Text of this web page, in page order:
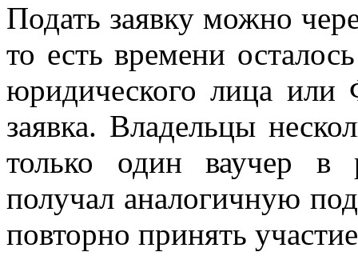
Подать заявку можно
то есть времени
юридического лица или
заявка. Владельцы
только один ваучер
получал аналогичную
повторно принять